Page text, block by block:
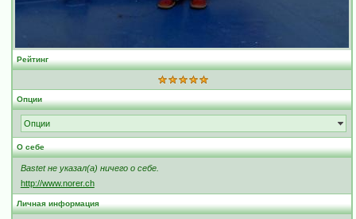
Рейтинг
Опции
Опции
О себе
Bastet не указал(а) ничего о себе.
http://www.norer.ch
Личная информация